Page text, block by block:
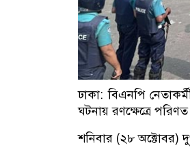
ঢাকা: বিএনপি
ঘটনায় রণক্ষেত্রে
শনিবার (২৮ অক্টোবর)